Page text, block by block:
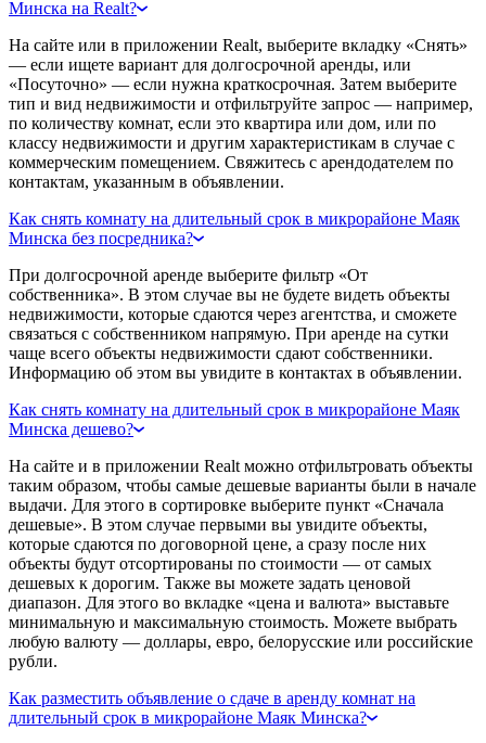
Минска на Realt?
На сайте или в приложении Realt, выберите вкладку «Снять»
— если ищете вариант для долгосрочной аренды, или
«Посуточно» — если нужна краткосрочная. Затем выберите
тип и вид недвижимости и отфильтруйте запрос — например,
по количеству комнат, если это квартира или дом, или по
классу недвижимости и другим характеристикам в случае с
коммерческим помещением. Свяжитесь с арендодателем по
контактам, указанным в объявлении.
Как снять комнату на длительный срок в микрорайоне Маяк
Минска без посредника?
При долгосрочной аренде выберите фильтр «От
собственника». В этом случае вы не будете видеть объекты
недвижимости, которые сдаются через агентства, и сможете
связаться с собственником напрямую. При аренде на сутки
чаще всего объекты недвижимости сдают собственники.
Информацию об этом вы увидите в контактах в объявлении.
Как снять комнату на длительный срок в микрорайоне Маяк
Минска дешево?
На сайте и в приложении Realt можно отфильтровать объекты
таким образом, чтобы самые дешевые варианты были в начале
выдачи. Для этого в сортировке выберите пункт «Сначала
дешевые». В этом случае первыми вы увидите объекты,
которые сдаются по договорной цене, а сразу после них
объекты будут отсортированы по стоимости — от самых
дешевых к дорогим. Также вы можете задать ценовой
диапазон. Для этого во вкладке «цена и валюта» выставьте
минимальную и максимальную стоимость. Можете выбрать
любую валюту — доллары, евро, белорусские или российские
рубли.
Как разместить объявление о сдаче в аренду комнат на
длительный срок в микрорайоне Маяк Минска?